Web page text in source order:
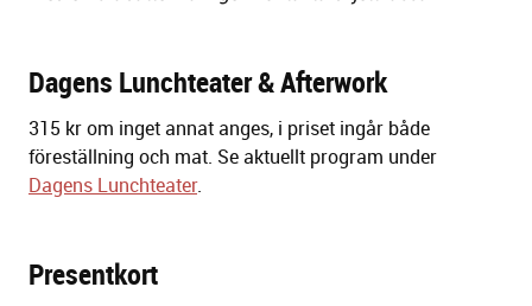
Dagens Lunchteater & Afterwork
315 kr om inget annat anges, i priset ingår både
föreställning och mat. Se aktuellt program under
Dagens Lunchteater.
Presentkort